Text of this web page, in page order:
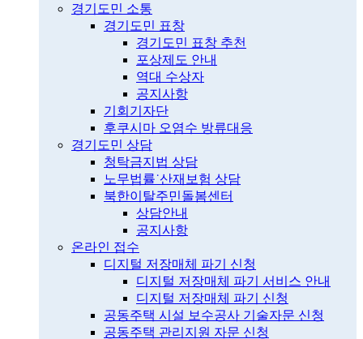
경기도민 소통
경기도민 표창
경기도민 표창 추천
포상제도 안내
역대 수상자
공지사항
기회기자단
후쿠시마 오염수 방류대응
경기도민 상담
청탁금지법 상담
노무법률˙산재보험 상담
북한이탈주민돌봄센터
상담안내
공지사항
온라인 접수
디지털 저장매체 파기 신청
디지털 저장매체 파기 서비스 안내
디지털 저장매체 파기 신청
공동주택 시설 보수공사 기술자문 신청
공동주택 관리지원 자문 신청